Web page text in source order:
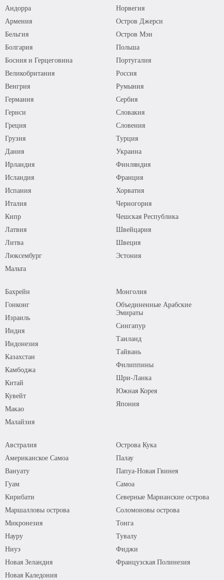
Андорра
Армения
Бельгия
Болгария
Босния и Герцеговина
Великобритания
Венгрия
Германия
Гернси
Греция
Грузия
Дания
Ирландия
Исландия
Испания
Италия
Кипр
Латвия
Литва
Люксембург
Мальта
Норвегия
Остров Джерси
Остров Мэн
Польша
Португалия
Россия
Румыния
Сербия
Словакия
Словения
Турция
Украина
Финляндия
Франция
Хорватия
Черногория
Чешская Республика
Швейцария
Швеция
Эстония
Бахрейн
Гонконг
Израиль
Индия
Индонезия
Казахстан
Камбоджа
Китай
Кувейт
Макао
Малайзия
Монголия
Объединенные Арабские
Эмираты
Сингапур
Таиланд
Тайвань
Филиппины
Шри-Ланка
Южная Корея
Япония
Австралия
Американское Самоа
Вануату
Гуам
Кирибати
Маршалловы острова
Микронезия
Науру
Ниуэ
Новая Зеландия
Новая Каледония
Острова Кука
Палау
Папуа-Новая Гвинея
Самоа
Северные Марианские острова
Соломоновы острова
Тонга
Тувалу
Фиджи
Французская Полинезия